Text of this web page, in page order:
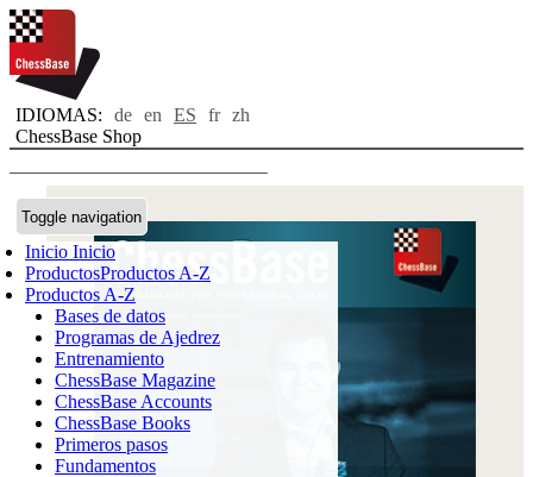
IDIOMAS: de en ES fr zh
ChessBase Shop
Toggle navigation
Inicio Inicio
ProductosProductos A-Z
Productos A-Z
Bases de datos
Programas de Ajedrez
Entrenamiento
ChessBase Magazine
ChessBase Accounts
ChessBase Books
Primeros pasos
Fundamentos